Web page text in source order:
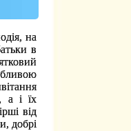
на
в
а і їх
від
добрі